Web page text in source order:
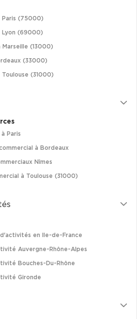
terrasse
Paris (75000)
Lyon (69000)
(13000)
(33000)
(31000)
Paris
à Bordeaux
Nîmes
à Toulouse (31000)
en Ile-de-France
Auvergne-Rhône-Alpes
Bouches-Du-Rhône
Gironde